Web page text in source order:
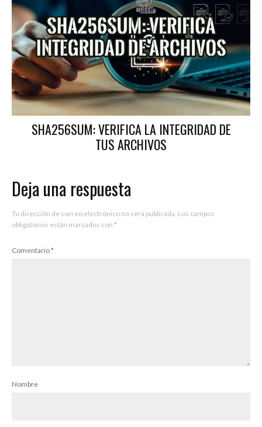
SHA256SUM: VERIFICA LA INTEGRIDAD DE
TUS ARCHIVOS
Deja una respuesta
Tu dirección de correo electrónico no será publicada. Los campos
obligatorios están marcados con *
Comentario*
Nombre